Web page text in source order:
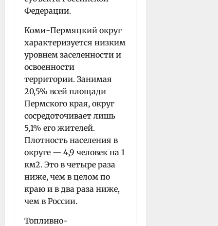
Федерации.
Коми-Пермяцкий округ
характеризуется низким
уровнем заселенности и
освоенности
территории. Занимая
20,5% всей площади
Пермского края, округ
сосредоточивает лишь
5,1% его жителей.
Плотность населения в
округе — 4,9 человек на 1
км2. Это в четыре раза
ниже, чем в целом по
краю и в два раза ниже,
чем в России.
Топливно-